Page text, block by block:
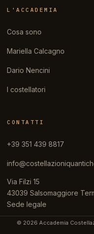
L'ACCADEMIA
Cosa sono
Mariella Calcagno
Dario Nencini
I costellatori
CONTATTI
+39 351 439 8817
Via Filzi 15
43039 Salsomaggiore
Sede legale
© 2026 Accademia